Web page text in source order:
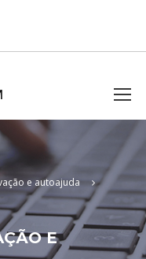
e autoajuda
E